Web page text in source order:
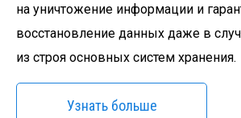
на уничтожение информации и
восстановление данных даже в
из строя основных систем хранения.
Узнать больше